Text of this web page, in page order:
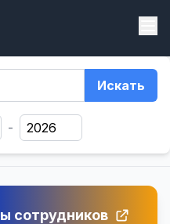
Искать
-
сотрудников